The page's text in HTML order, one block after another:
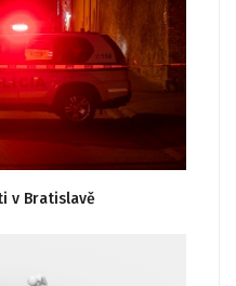
v Bratislavě